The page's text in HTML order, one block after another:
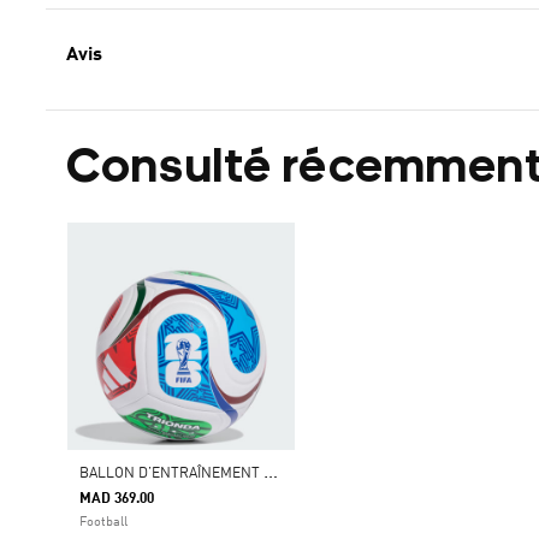
Avis
Consulté
B
ALLON D’ENTRAÎNEMENT TRIONDA COUPE DU MONDE DE LA FIFA 26™
MAD 369.00
Football